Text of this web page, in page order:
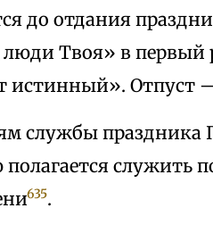
до отдания
Твоя» в первый
истинный». Отпуст
службы праздника
служить
635.